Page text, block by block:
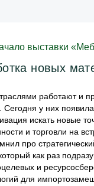
новых
работают и
Сегодня у них
искать новые
и торговли на
про
как раз
и
для